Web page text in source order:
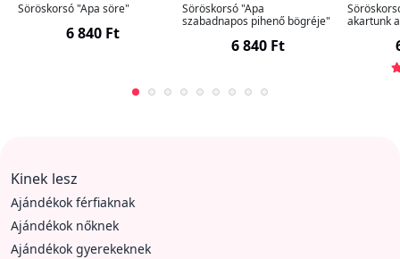
Söröskorsó "Apa söre"
6 840 Ft
Söröskorsó "Apa
szabadnapos pihenő bögréje"
6 840 Ft
akartunk
Kinek lesz
Ajándékok férfiaknak
Ajándékok nőknek
Ajándékok gyerekeknek